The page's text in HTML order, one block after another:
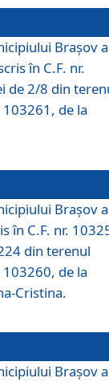
Braşov a
în C.F. nr.
de 2/8 din
de la
Braşov a
în C.F. nr.
din terenul
de la
Cristina.
Braşov a